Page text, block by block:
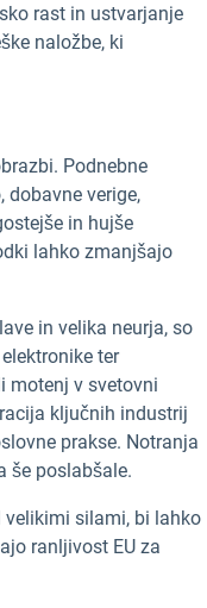
rast in ustvarjanje
naložbe, ki
Podnebne
verige,
in hujše
lahko zmanjšajo
in velika neurja, so
ter
motenj v svetovni
ključnih industrij
prakse. Notranja
še poslabšale.
velikimi silami, bi lahko
ranljivost EU za